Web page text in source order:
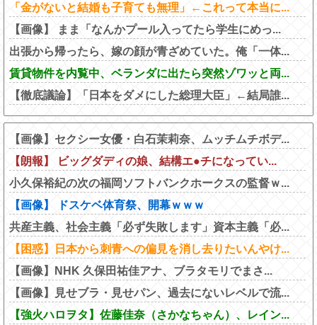
「金がないと結婚も子育ても無理」←これって本当に...
【画像】 まま「なんかプール入ってたら学生にめっ...
出張から帰ったら、嫁の顔が青ざめていた。俺「一体...
賃貸物件を内覧中、ベランダに出たら突然ゾワッと両...
【徹底議論】「日本をダメにした総理大臣」←結局誰...
【画像】セクシー女優・白石茉莉奈、ムッチムチボデ...
【朗報】 ビッグダディの娘、結構エ●チになってい...
小久保裕紀の次の福岡ソフトバンクホークスの監督ｗ...
【画像】 ドスケベ体育祭、開幕ｗｗｗ
共産主義、社会主義「必ず失敗します」資本主義「必...
【困惑】日本から刺青への偏見を消し去りたいんやけ...
【画像】NHK 久保田祐佳アナ、ブラタモリでまさ...
【画像】見せブラ・見せパン、過去にないレベルで流...
【強火ハロヲタ】佐藤佳奈（さかなちゃん）、レイン...